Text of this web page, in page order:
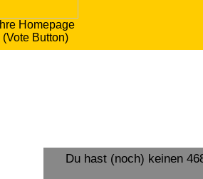
Ihre Homepage
(Vote Button)
Du hast (noch) keinen